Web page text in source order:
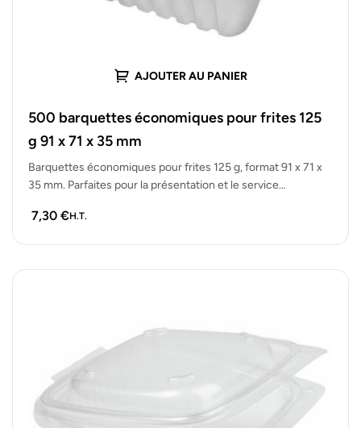
AJOUTER AU PANIER
500 barquettes économiques pour frites 125
g 91 x 71 x 35 mm
Barquettes économiques pour frites 125 g, format 91 x 71 x
35 mm. Parfaites pour la présentation et le service…
7,30 €H.T.